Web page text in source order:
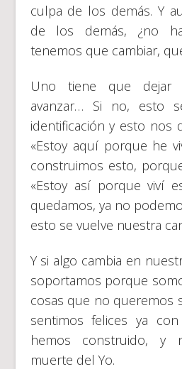
culpa de los demás. Y
de los demás, ¿no
tenemos que cambiar,
Uno tiene que dejar
avanzar… Si no, esto
identificación y esto nos
«Estoy aquí porque he
construimos esto,
«Estoy así porque viví
quedamos, ya no
esto se vuelve nuestra
Y si algo cambia en
soportamos porque
cosas que no queremos
sentimos felices ya
hemos construido, y
muerte del Yo.